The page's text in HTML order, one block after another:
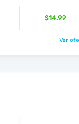
$14.99
Ver